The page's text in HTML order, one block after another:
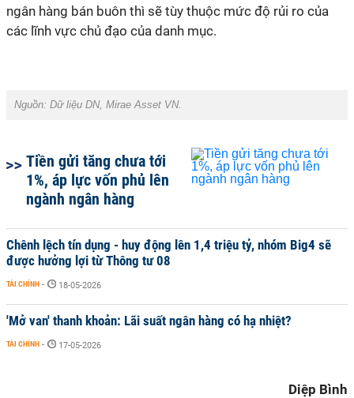
ngân hàng bán buôn thì sẽ tùy thuộc mức độ rủi ro của
các lĩnh vực chủ đạo của danh mục.
Nguồn: Dữ liệu DN, Mirae Asset VN.
Tiền gửi tăng chưa tới
1%, áp lực vốn phủ lên
ngành ngân hàng
Chênh lệch tín dụng - huy động lên 1,4 triệu tỷ, nhóm Big4 sẽ
được hưởng lợi từ Thông tư 08
TÀI CHÍNH - 18-05-2026
'Mở van' thanh khoản: Lãi suất ngân hàng có hạ nhiệt?
TÀI CHÍNH - 17-05-2026
Diệp Bình